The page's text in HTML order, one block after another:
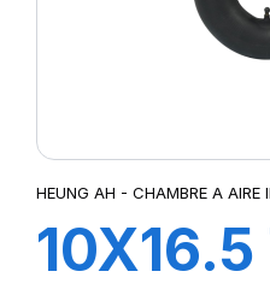
HEUNG AH - CHAMBRE A AIRE